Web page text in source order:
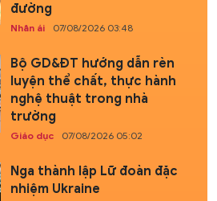
đường
Nhân ái 07/08/2026 03:48
Bộ GD&ĐT hướng dẫn rèn
luyện thể chất, thực hành
nghệ thuật trong nhà
trường
Giáo dục 07/08/2026 05:02
Nga thành lập Lữ đoàn đặc
nhiệm Ukraine